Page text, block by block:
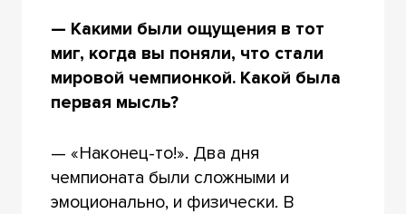
— Какими были ощущения в тот
миг, когда вы поняли, что стали
мировой чемпионкой. Какой была
первая мысль?
— «Наконец-то!». Два дня
чемпионата были сложными и
эмоционально, и физически. В